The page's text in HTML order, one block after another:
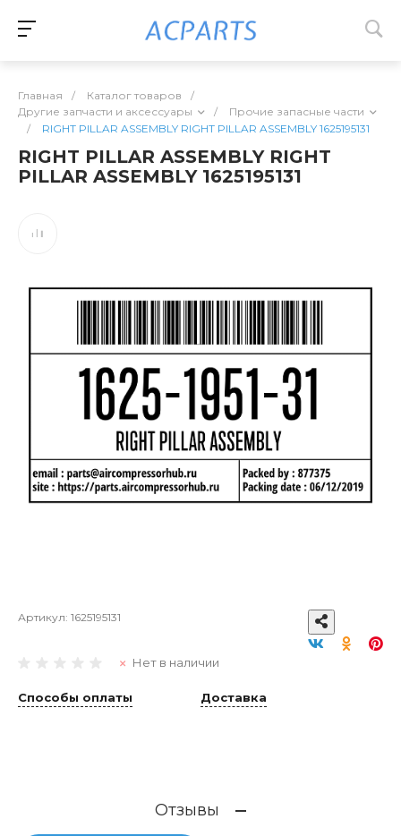
Главная / Каталог товаров
/
Другие запчасти и аксессуары
/
Прочие запасные части
/
RIGHT PILLAR ASSEMBLY RIGHT PILLAR ASSEMBLY 1625195131
RIGHT PILLAR ASSEMBLY RIGHT
PILLAR ASSEMBLY 1625195131
Артикул: 1625195131
Нет в наличии
Способы оплаты Доставка
Отзывы